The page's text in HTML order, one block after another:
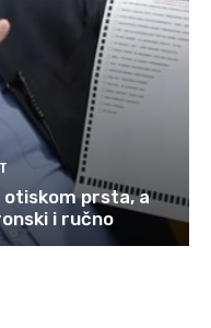
prsta, a
i ručno